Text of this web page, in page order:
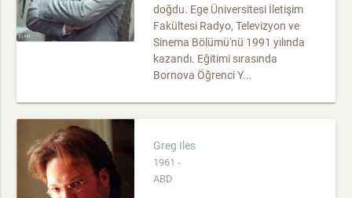
doğdu. Ege Üniversitesi İletişim
Fakültesi Radyo, Televizyon ve
Sinema Bölümü'nü 1991 yılında
kazandı. Eğitimi sırasında
Bornova Öğrenci Y...
Greg Iles
1961 -
ABD